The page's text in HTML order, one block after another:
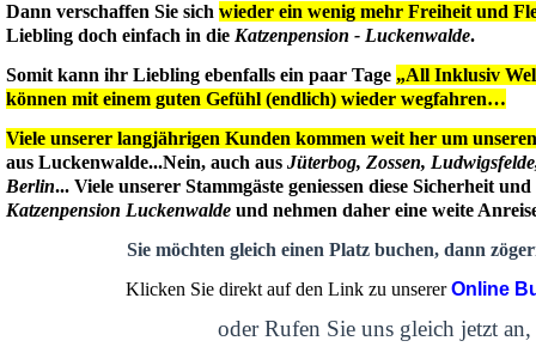
Dann verschaffen Sie sich wieder ein wenig mehr Freiheit und
Liebling doch einfach in die Katzenpension - Luckenwalde.
Somit kann ihr Liebling ebenfalls ein paar Tage „All Inklusiv
können mit einem guten Gefühl (endlich) wieder wegfahren…
Viele unserer langjährigen Kunden kommen weit her um
aus Luckenwalde...Nein, auch aus Jüterbog, Zossen,
Berlin... Viele unserer Stammgäste geniessen diese Sicherheit
Katzenpension Luckenwalde und nehmen daher eine weite
Sie möchten gleich einen Platz buchen, dann
Klicken Sie direkt auf den Link zu unsererOnline
oder Rufen Sie uns gleich jetzt an,